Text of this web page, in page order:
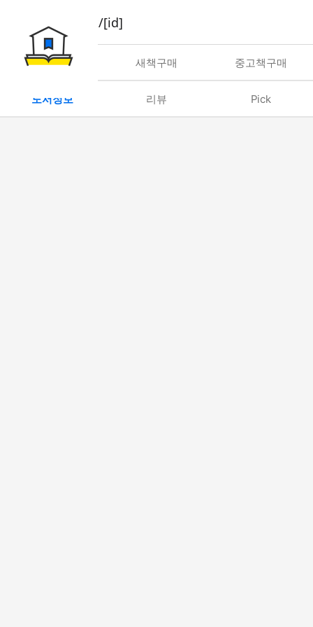
book/rent/[id]
대여 새책구매 중고책구매
도서정보 리뷰 Pick